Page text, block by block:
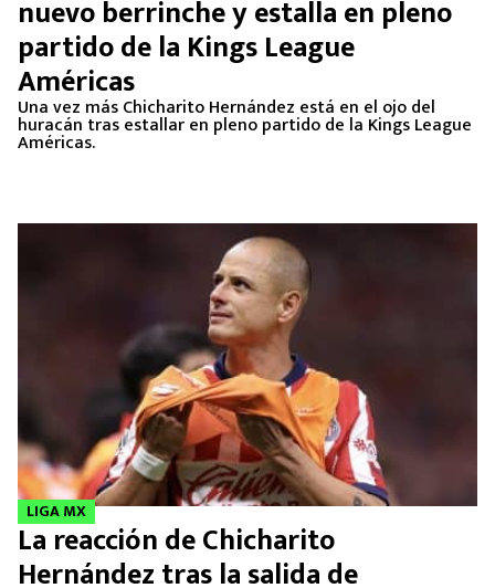
nuevo berrinche y estalla en pleno
partido de la Kings League
Américas
Una vez más Chicharito Hernández está en el ojo del
huracán tras estallar en pleno partido de la Kings League
Américas.
LIGA MX
La reacción de Chicharito
Hernández tras la salida de